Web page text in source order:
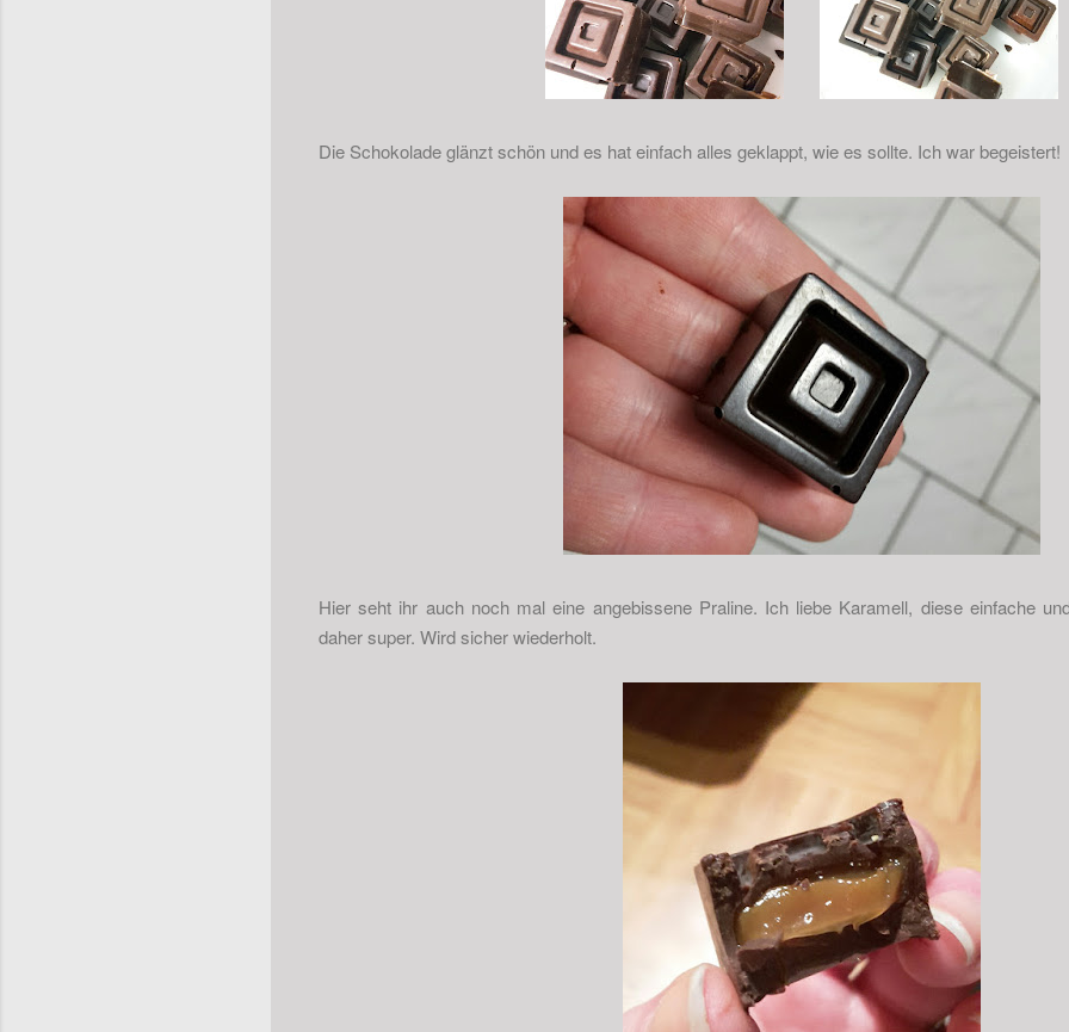
Die Schokolade glänzt schön und es hat einfach alles geklappt, wie es sollte. Ich war begeistert!
Hier seht ihr auch noch mal eine angebissene Praline. Ich liebe Karamell, diese einfache
daher super. Wird sicher wiederholt.